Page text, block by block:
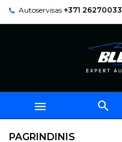
Autoservisas +371 26270033
 
PAGRINDINIS